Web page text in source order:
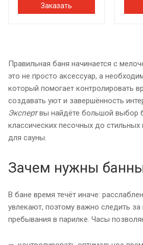
Заказать
Правильная баня начинается с
это не просто аксессуар, а
который помогает контролировать
создавать уют и завершённость
Экспертвы найдёте большой выбор
классических песочных до
для сауны.
Зачем нужны
В бане время течёт иначе:
увлекают, поэтому важно следить
пребывания в парилке. Часы